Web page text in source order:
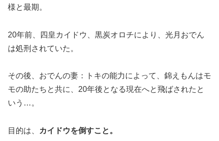
様と最期。
20年前、四皇カイドウ、黒炭オロチにより、光月おでん
は処刑されていた。
その後、 おでんの妻：トキの能力によって、錦えもんはモ
モの助たちと共に、20年後となる現在へと飛ばされたと
いう…。
目的は、 カイドウを倒すこと。